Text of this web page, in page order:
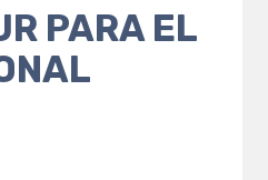
PARA EL